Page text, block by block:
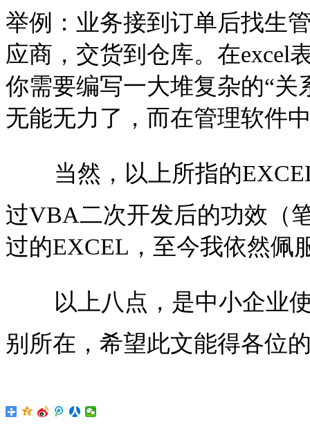
举例：业务接到订单后找生
应商，交货到仓库。在excel
你需要编写一大堆复杂的“
无能无力了，而在管理软件
当然，以上所指的
过VBA二次开发后的功效（
过的EXCEL，至今我依然佩
以上八点，是中小企业
别所在，希望此文能得各位